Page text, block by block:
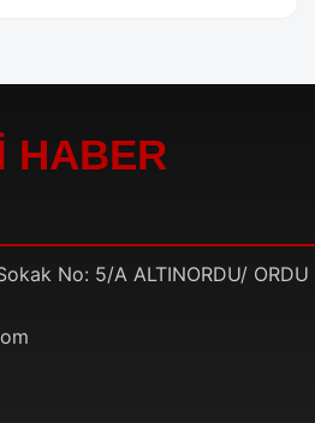
HABER
No: 5/A ALTINORDU/ ORDU